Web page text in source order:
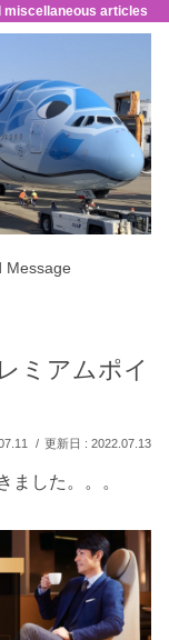
miscellaneous articles
Message
ミアムポイ
2022.07.13
ました。。。